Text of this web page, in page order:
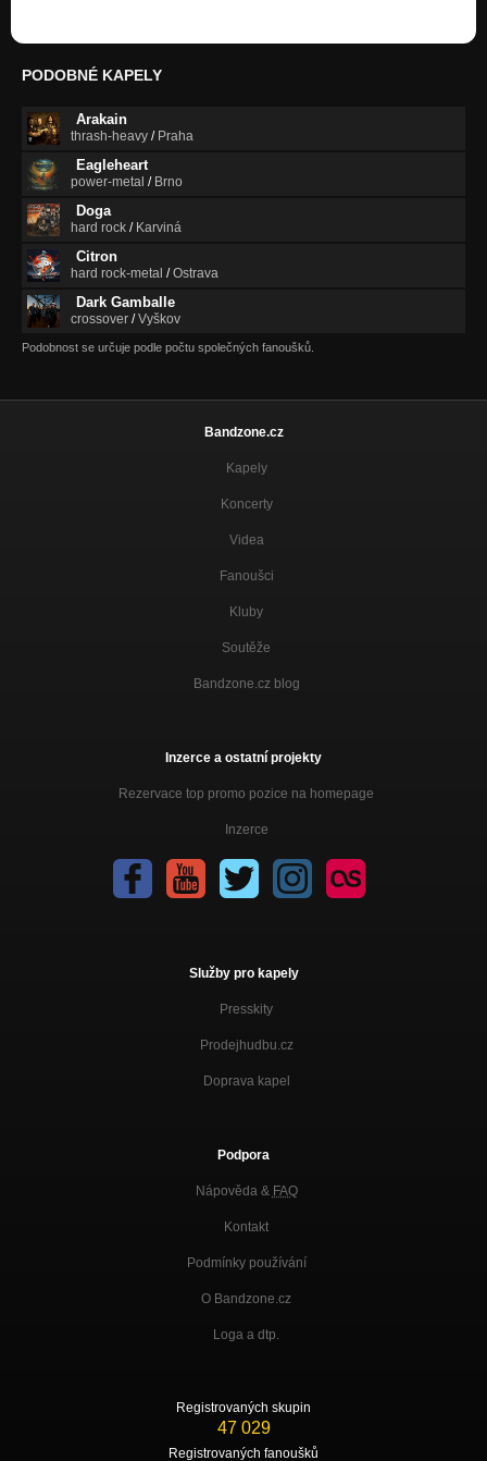
PODOBNÉ KAPELY
Arakain
thrash-heavy / Praha
Eagleheart
power-metal / Brno
Doga
hard rock / Karviná
Citron
hard rock-metal /Ostrava
Dark Gamballe
crossover /Vyškov
Podobnost se určuje podle počtu společných fanoušků.
Bandzone.cz
Kapely
Koncerty
Videa
Fanoušci
Kluby
Soutěže
Bandzone.cz blog
Inzerce a ostatní projekty
Rezervace top promo pozice na homepage
Inzerce
Služby pro kapely
Presskity
Prodejhudbu.cz
Doprava kapel
Podpora
Nápověda & FAQ
Kontakt
Podmínky používání
O Bandzone.cz
Loga a dtp.
Registrovaných skupin
47 029
Registrovaných fanoušků